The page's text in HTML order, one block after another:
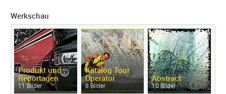
Werkschau
Produkt und
Reportagen
11 Bilder
Katalog Tour
Operator
8 Bilder
Abstract
10 Bilder